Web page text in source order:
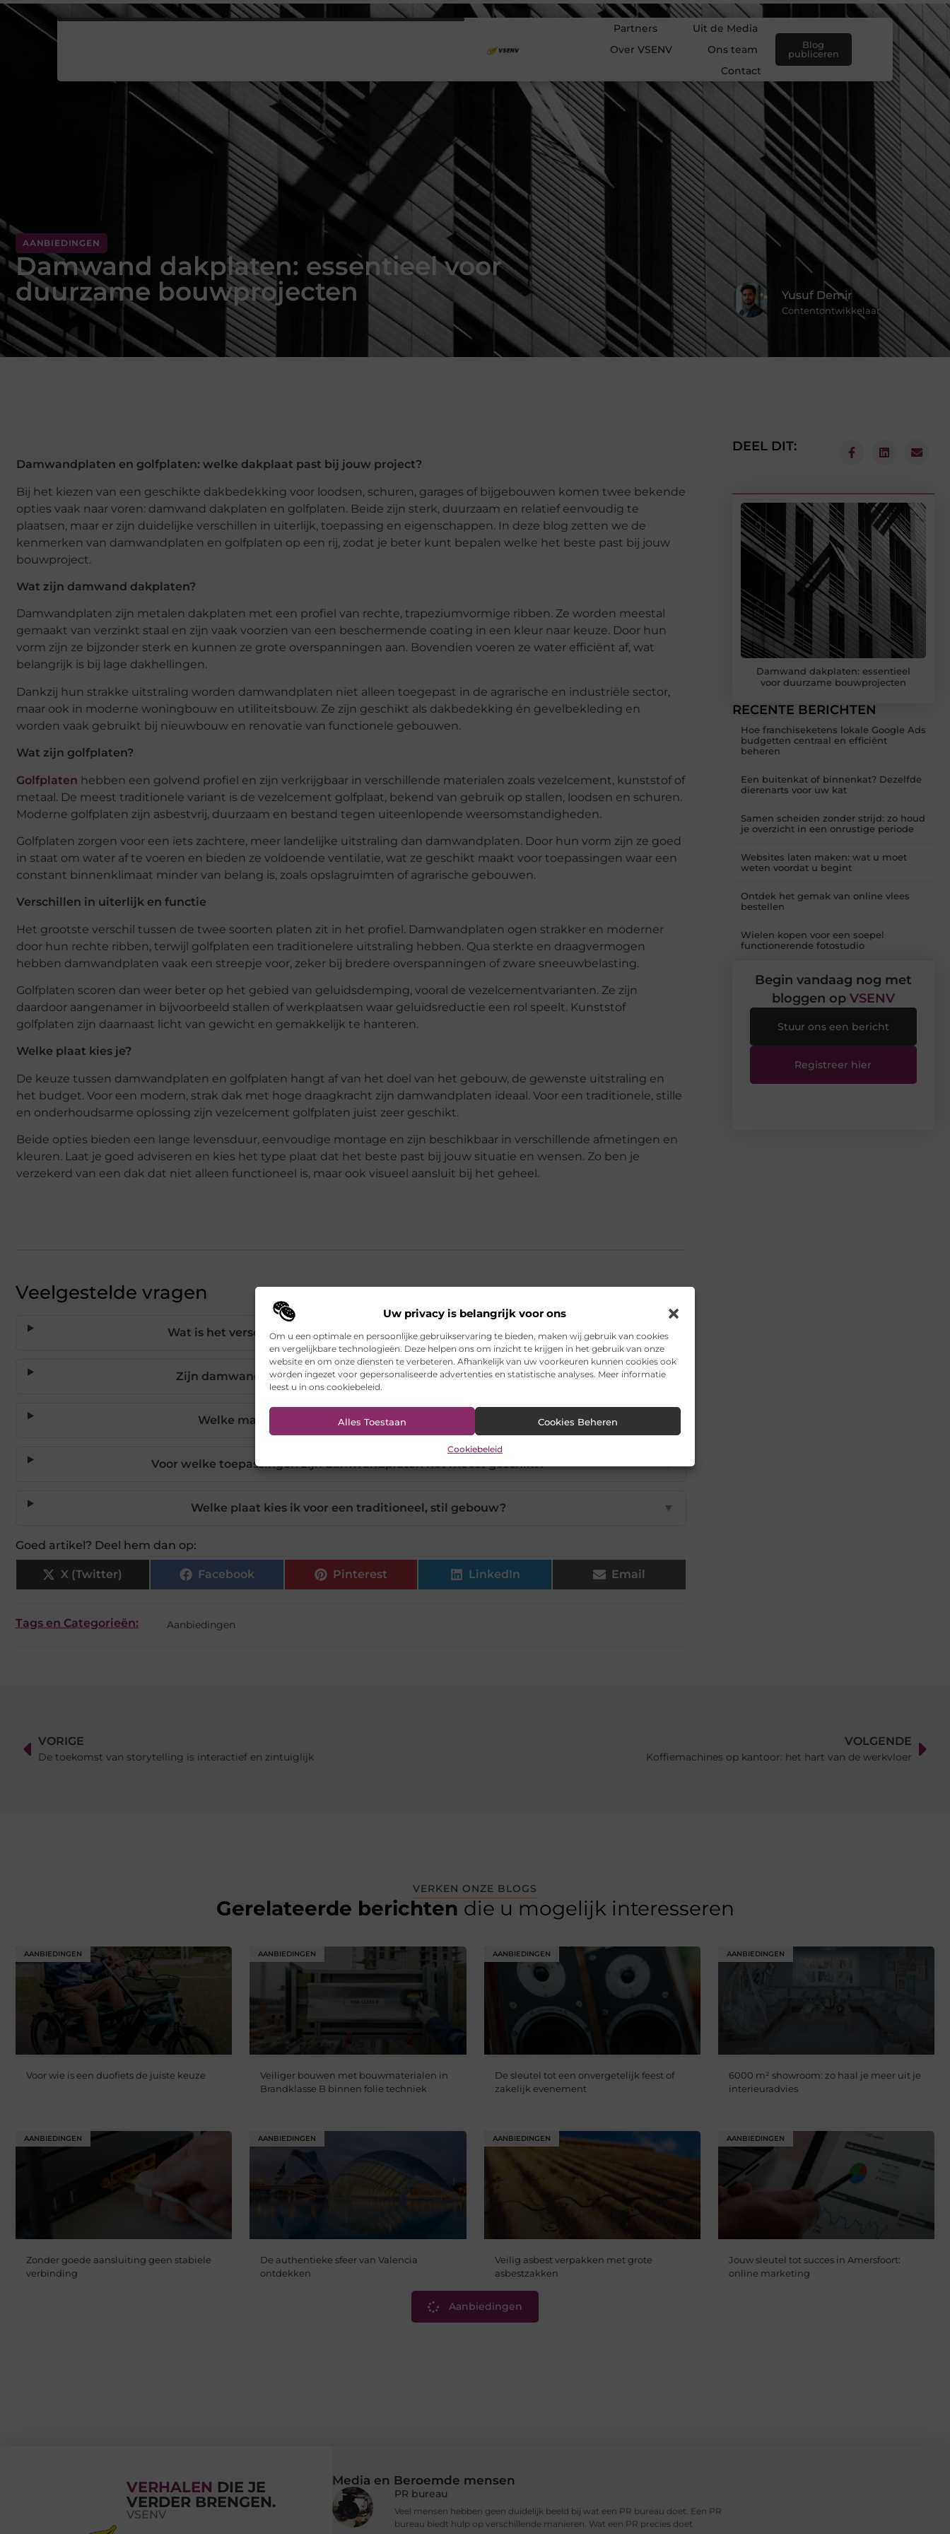
Uw privacy is belangrijk voor ons
Om u een optimale en persoonlijke gebruikservaring te bieden, maken wij gebruik van cookies
en vergelijkbare technologieën. Deze helpen ons om inzicht te krijgen in het gebruik van onze
website en om onze diensten te verbeteren. Afhankelijk van uw voorkeuren kunnen cookies ook
worden ingezet voor gepersonaliseerde advertenties en statistische analyses. Meer informatie
leest u in ons cookiebeleid.
Alles Toestaan Cookies Beheren
Cookiebeleid
Partners
Uit de Media
Over VSENV
Ons team
Contact
Blog
publiceren
AANBIEDINGEN
Damwand dakplaten: essentieel voor
duurzame bouwprojecten
Yusuf Demir
Contentontwikkelaar
Damwandplaten en golfplaten: welke dakplaat past bij jouw project?
Bij het kiezen van een geschikte dakbedekking voor loodsen, schuren, garages of bijgebouwen komen twee bekende
opties vaak naar voren: damwand dakplaten en golfplaten. Beide zijn sterk, duurzaam en relatief eenvoudig te
plaatsen, maar er zijn duidelijke verschillen in uiterlijk, toepassing en eigenschappen. In deze blog zetten we de
kenmerken van damwandplaten en golfplaten op een rij, zodat je beter kunt bepalen welke het beste past bij jouw
bouwproject.
Wat zijn damwand dakplaten?
Damwandplaten zijn metalen dakplaten met een profiel van rechte, trapeziumvormige ribben. Ze worden meestal
gemaakt van verzinkt staal en zijn vaak voorzien van een beschermende coating in een kleur naar keuze. Door hun
vorm zijn ze bijzonder sterk en kunnen ze grote overspanningen aan. Bovendien voeren ze water efficiënt af, wat
belangrijk is bij lage dakhellingen.
Dankzij hun strakke uitstraling worden damwandplaten niet alleen toegepast in de agrarische en industriële sector,
maar ook in moderne woningbouw en utiliteitsbouw. Ze zijn geschikt als dakbedekking én gevelbekleding en
worden vaak gebruikt bij nieuwbouw en renovatie van functionele gebouwen.
Wat zijn golfplaten?
Golfplaten hebben een golvend profiel en zijn verkrijgbaar in verschillende materialen zoals vezelcement, kunststof of
metaal. De meest traditionele variant is de vezelcement golfplaat, bekend van gebruik op stallen, loodsen en schuren.
Moderne golfplaten zijn asbestvrij, duurzaam en bestand tegen uiteenlopende weersomstandigheden.
Golfplaten zorgen voor een iets zachtere, meer landelijke uitstraling dan damwandplaten. Door hun vorm zijn ze goed
in staat om water af te voeren en bieden ze voldoende ventilatie, wat ze geschikt maakt voor toepassingen waar een
constant binnenklimaat minder van belang is, zoals opslagruimten of agrarische gebouwen.
Verschillen in uiterlijk en functie
Het grootste verschil tussen de twee soorten platen zit in het profiel. Damwandplaten ogen strakker en moderner
door hun rechte ribben, terwijl golfplaten een traditionelere uitstraling hebben. Qua sterkte en draagvermogen
hebben damwandplaten vaak een streepje voor, zeker bij bredere overspanningen of zware sneeuwbelasting.
Golfplaten scoren dan weer beter op het gebied van geluidsdemping, vooral de vezelcementvarianten. Ze zijn
daardoor aangenamer in bijvoorbeeld stallen of werkplaatsen waar geluidsreductie een rol speelt. Kunststof
golfplaten zijn daarnaast licht van gewicht en gemakkelijk te hanteren.
Welke plaat kies je?
De keuze tussen damwandplaten en golfplaten hangt af van het doel van het gebouw, de gewenste uitstraling en
het budget. Voor een modern, strak dak met hoge draagkracht zijn damwandplaten ideaal. Voor een traditionele, stille
en onderhoudsarme oplossing zijn vezelcement golfplaten juist zeer geschikt.
Beide opties bieden een lange levensduur, eenvoudige montage en zijn beschikbaar in verschillende afmetingen en
kleuren. Laat je goed adviseren en kies het type plaat dat het beste past bij jouw situatie en wensen. Zo ben je
verzekerd van een dak dat niet alleen functioneel is, maar ook visueel aansluit bij het geheel.
Veelgestelde vragen
Wat is het verschil tussen damwand dakplaten en golfplaten? ▼
Zijn damwand dakplaten geschikt voor lage dakhellingen? ▼
Welke materialen zijn beschikbaar voor golfplaten?
Voor welke toepassingen zijn damwandplaten het meest geschikt? ▼
Welke plaat kies ik voor een traditioneel, stil gebouw? ▼
Goed artikel? Deel hem dan op:
X (Twitter) Facebook Pinterest LinkedIn Email
Tags en Categorieën: Aanbiedingen
DEEL DIT:
Damwand dakplaten: essentieel
voor duurzame bouwprojecten
RECENTE BERICHTEN
Hoe franchiseketens lokale Google Ads
budgetten centraal en efficiënt
beheren
Een buitenkat of binnenkat? Dezelfde
dierenarts voor uw kat
Samen scheiden zonder strijd: zo houd
je overzicht in een onrustige periode
Websites laten maken: wat u moet
weten voordat u begint
Ontdek het gemak van online vlees
bestellen
Wielen kopen voor een soepel
functionerende fotostudio
Begin vandaag nog met
bloggen op VSENV
Stuur ons een bericht
Registreer hier
VORIGE
De toekomst van storytelling is interactief en zintuiglijk
VOLGENDE
Koffiemachines op kantoor: het hart van de werkvloer
VERKEN ONZE BLOGS
Gerelateerde berichten die u mogelijk interesseren
AANBIEDINGEN
Voor wie is een duofiets de juiste keuze
AANBIEDINGEN
Veiliger bouwen met bouwmaterialen in
Brandklasse B binnen folie techniek
AANBIEDINGEN
De sleutel tot een onvergetelijk feest of
zakelijk evenement
AANBIEDINGEN
6000 m² showroom: zo haal je meer uit je
interieuradvies
AANBIEDINGEN
Zonder goede aansluiting geen stabiele
verbinding
AANBIEDINGEN
De authentieke sfeer van Valencia
ontdekken
AANBIEDINGEN
Veilig asbest verpakken met grote
asbestzakken
AANBIEDINGEN
Jouw sleutel tot succes in Amersfoort:
online marketing
Aanbiedingen
VERHALEN DIE JE
VERDER BRENGEN.
VSENV
Media en Beroemde mensen
PR bureau
Veel mensen hebben geen duidelijk beeld bij wat een PR bureau doet. Een PR
bureau biedt hulp op verschillende manieren. Wat een PR precies doet